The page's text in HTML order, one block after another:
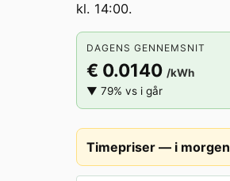
kl. 14:00.
DAGENS GENNEMSNIT
€ 0.0140 /kWh
▼ 79% vs i går
Timepriser — i morgen